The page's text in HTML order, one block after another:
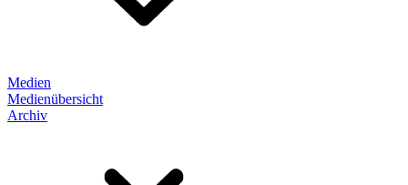
Medien
Medienübersicht
Archiv